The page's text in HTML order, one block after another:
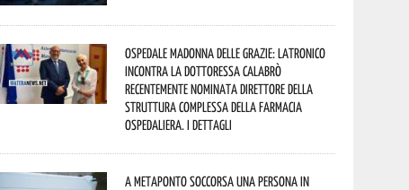
Ospedale Madonna delle Grazie: Latronico
incontra la dottoressa Calabrò
recentemente nominata Direttore della
Struttura Complessa della Farmacia
Ospedaliera. I dettagli
A Metaponto soccorsa una persona in